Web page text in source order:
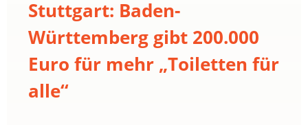
Stuttgart: Baden-
Württemberg gibt 200.000
Euro für mehr „Toiletten für
alle“